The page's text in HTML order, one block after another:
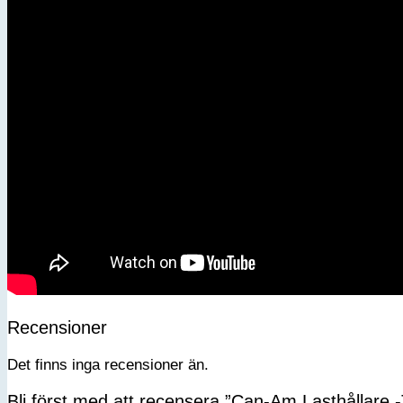
Recensioner
Det finns inga recensioner än.